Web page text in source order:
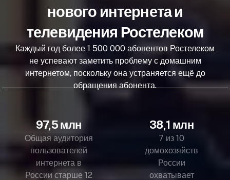
нового интернета и
телевидения Ростелеком
Каждый год более 1 500 000 абонентов Ростелеком
не успевают заметить проблему с домашним
интернетом, поскольку она устраняется ещё до
обращения абонента.
97,5 млн
Общая аудитория
пользователей
интернета в
России старше 12
38,1 млн
7 из 10
домохозяйств
России
охватывает